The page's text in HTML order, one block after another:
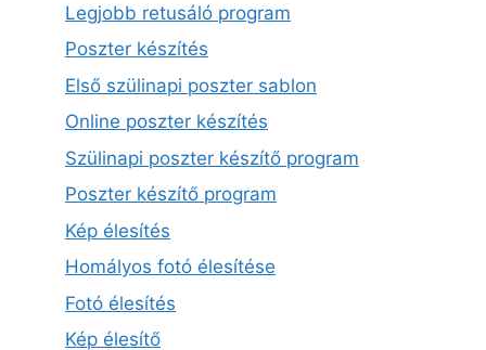
Legjobb retusáló program
Poszter készítés
Első szülinapi poszter sablon
Online poszter készítés
Szülinapi poszter készítő program
Poszter készítő program
Kép élesítés
Homályos fotó élesítése
Fotó élesítés
Kép élesítő